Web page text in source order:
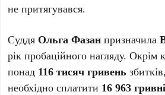
не притягувався.
Суддя Ольга Фазан призначила
рік пробаційного нагляду. Окрім
понад 116 тисяч гривень
необхідно сплатити 16 963 гривні